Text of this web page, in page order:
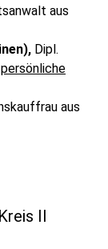
aus
Dipl.
persönliche
aus
II